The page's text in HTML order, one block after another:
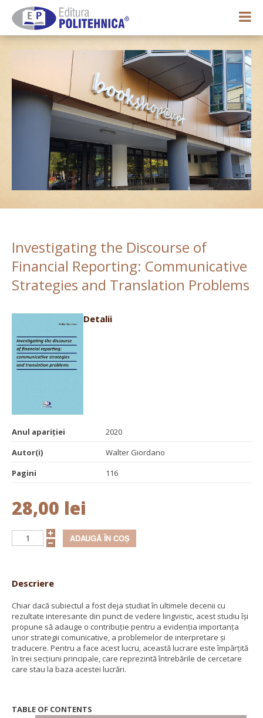
0,00 lei
Investigating the Discourse of
Financial Reporting: Communicative
Strategies and Translation Problems
Detalii
Anul apariției
2020
Autor(i)
Walter Giordano
Pagini
116
28,00 lei
Descriere
Chiar dacă subiectul a fost deja studiat în ultimele decenii cu
rezultate interesante din punct de vedere lingvistic, acest studiu își
propune să adauge o contribuție pentru a evidenția importanța
unor strategii comunicative, a problemelor de interpretare și
traducere. Pentru a face acest lucru, această lucrare este împărțită
în trei secțiuni principale, care reprezintă întrebările de cercetare
care stau la baza acestei lucrări.
TABLE OF CONTENTS